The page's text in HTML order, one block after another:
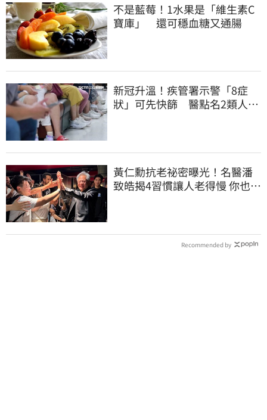
不是藍莓！1水果是「維生素C
寶庫」 還可穩血糖又通腸
新冠升溫！疾管署示警「8症
狀」可先快篩 醫點名2類人重
黃仁勳抗老祕密曝光！名醫潘
致皓揭4習慣讓人老得慢 你也可
Recommended by